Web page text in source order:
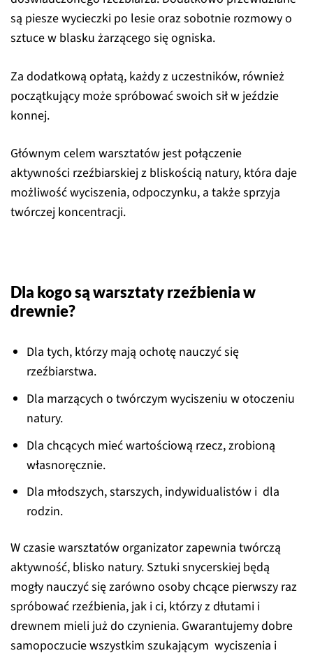
są piesze wycieczki po lesie oraz sobotnie rozmowy o
sztuce w blasku żarzącego się ogniska.
Za dodatkową opłatą, każdy z uczestników, również
początkujący może spróbować swoich sił w jeździe
konnej.
Głównym celem warsztatów jest połączenie
aktywności rzeźbiarskiej z bliskością natury, która daje
możliwość wyciszenia, odpoczynku, a także sprzyja
twórczej koncentracji.
Dla kogo są warsztaty rzeźbienia w
drewnie?
Dla tych, którzy mają ochotę nauczyć się
rzeźbiarstwa.
Dla marzących o twórczym wyciszeniu w otoczeniu
natury.
Dla chcących mieć wartościową rzecz, zrobioną
własnoręcznie.
Dla młodszych, starszych, indywidualistów i dla
rodzin.
W czasie warsztatów organizator zapewnia twórczą
aktywność, blisko natury. Sztuki snycerskiej będą
mogły nauczyć się zarówno osoby chcące pierwszy raz
spróbować rzeźbienia, jak i ci, którzy z dłutami i
drewnem mieli już do czynienia. Gwarantujemy dobre
samopoczucie wszystkim szukającym wyciszenia i